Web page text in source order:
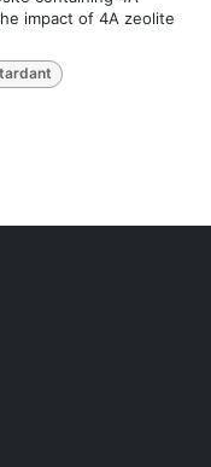
impact of 4A zeolite